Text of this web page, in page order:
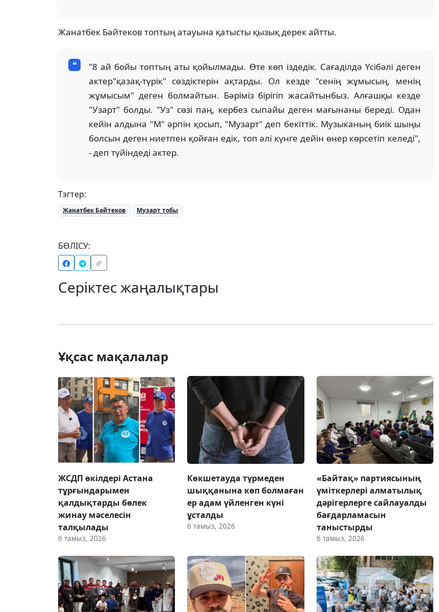
Жанатбек Бәйтеков топтың атауына қатысты қызық дерек айтты.
"8 ай бойы топтың аты қойылмады. Өте көп іздедік. Сағаділдә Үсібәлі деген
актер"қазақ-түрік" сөздіктерін ақтарды. Ол кезде "сенің жұмысың, менің
жұмысым" деген болмайтын. Бәріміз бірігіп жасайтынбыз. Алғашқы кезде
"Узарт" болды. "Уз" сөзі паң, кербез сыпайы деген мағынаны береді. Одан
кейін алдына "М" әрпін қосып, "Музарт" деп бекіттік. Музыканың биік шыңы
болсын деген ниетпен қойған едік, топ әлі күнге дейін өнер көрсетіп келеді",
- деп түйіндеді актер.
Тэгтер:
Жанатбек Бәйтеков Музарт тобы
БӨЛІСУ:
Серіктес жаңалықтары
Ұқсас мақалалар
ЖСДП өкілдері Астана
тұрғындарымен
қалдықтарды бөлек
жинау мәселесін
талқылады
6 тамыз, 2026
Көкшетауда түрмеден
шыққанына көп болмаған
ер адам үйленген күні
ұсталды
6 тамыз, 2026
«Байтақ» партиясының
үміткерлері алматылық
дәрігерлерге сайлауалды
бағдарламасын
таныстырды
6 тамыз, 2026